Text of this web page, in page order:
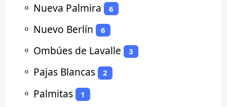
⚬ Nueva Palmira 6
⚬ Nuevo Berlín 6
⚬ Ombúes de Lavalle 3
⚬ Pajas Blancas 2
⚬ Palmitas 1